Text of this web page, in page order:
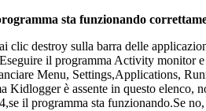
sta funzionando
clic destroy sulla barra delle
il programma Activity monitor
Menu, Settings,Applications,
Kidlogger è assente in questo elenco,
il programma sta funzionando.Se